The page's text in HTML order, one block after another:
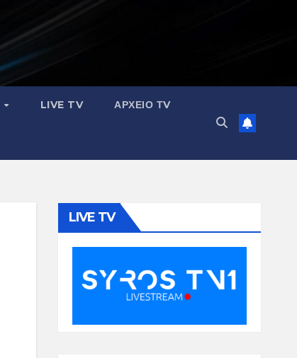
LIVE TV ΑΡΧΕΙΟ ΤV
LIVE TV